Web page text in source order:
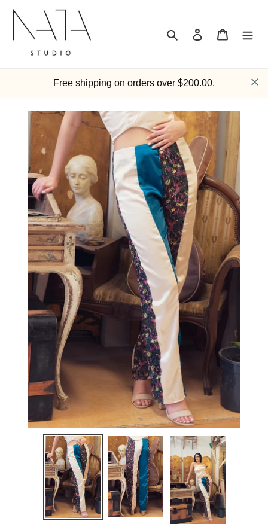
搜索 登录 购物车
Free shipping on orders over $200.00.